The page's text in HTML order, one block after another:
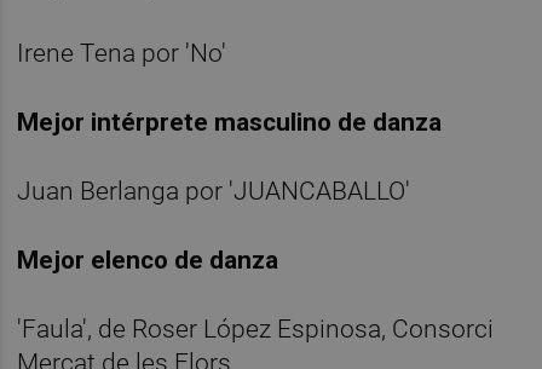
Irene Tena por 'No'
Mejor intérprete masculino de danza
Juan Berlanga por 'JUANCABALLO'
Mejor elenco de danza
'Faula', de Roser López Espinosa, Consorci